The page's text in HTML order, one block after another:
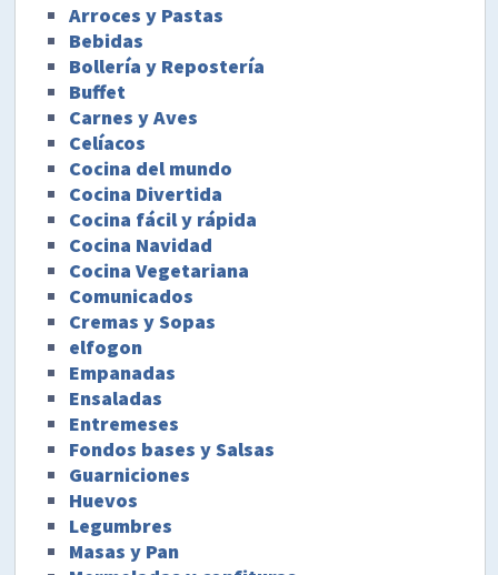
Arroces y Pastas
Bebidas
Bollería y Repostería
Buffet
Carnes y Aves
Celíacos
Cocina del mundo
Cocina Divertida
Cocina fácil y rápida
Cocina Navidad
Cocina Vegetariana
Comunicados
Cremas y Sopas
elfogon
Empanadas
Ensaladas
Entremeses
Fondos bases y Salsas
Guarniciones
Huevos
Legumbres
Masas y Pan